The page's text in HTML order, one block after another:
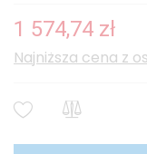
1 574,74 zł
Najniższa cena z